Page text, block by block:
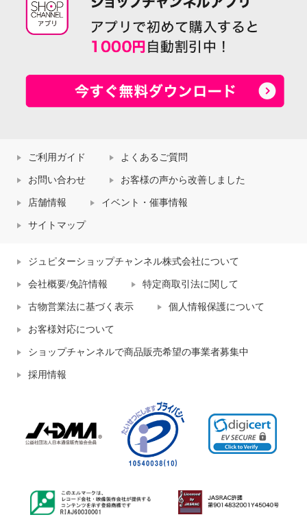
ご利用ガイド よくあるご質問
お問い合わせ お客様の声から改善しました
店舗情報 イベント・催事情報
サイトマップ
ジュピターショップチャンネル株式会社について
会社概要/免許情報 特定商取引法に関して
古物営業法に基づく表示 個人情報保護について
お客様対応について
ショップチャンネルで商品販売希望の事業者募集中
採用情報